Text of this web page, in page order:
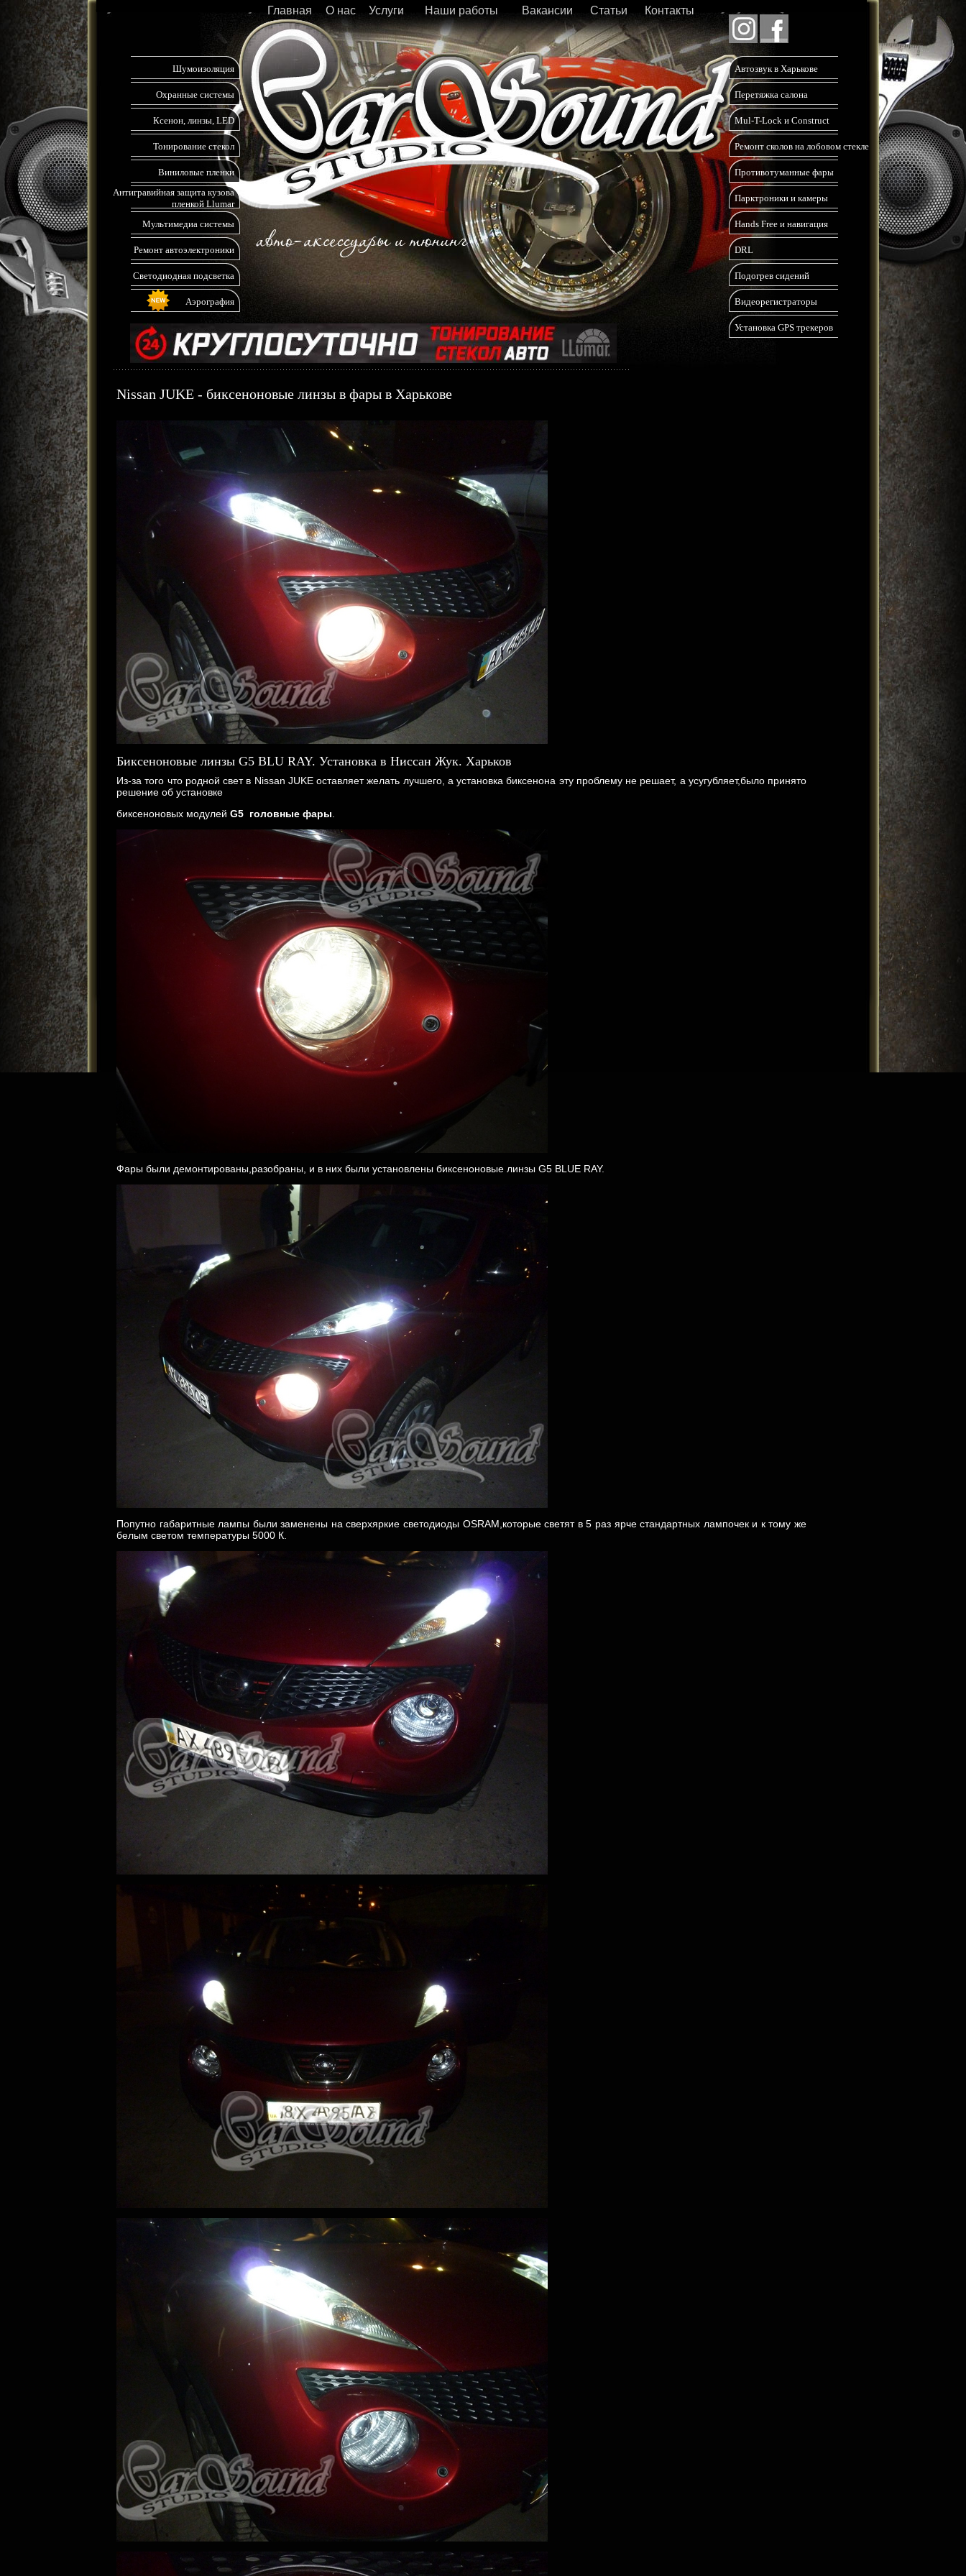
Шумоизоляция
Охранные системы
Ксенон, линзы, LED
Тонирование стекол
Виниловые пленки
Антигравийная защита кузова
пленкой Llumar
Мультимедиа системы
Ремонт автоэлектроники
Светодиодная подсветка
Аэрография
Автозвук в Харькове
Перетяжка салона
Mul-T-Lock и Construct
Ремонт сколов на лобовом стекле
Противотуманные фары
Парктроники и камеры
Hands Free и навигация
DRL
Подогрев сидений
Видеорегистраторы
Установка GPS трекеров
Главная О нас Услуги Наши работы Вакансии Статьи Контакты
Nissan JUKE - биксеноновые линзы в фары в Харькове
Биксеноновые линзы G5 BLU RAY. Установка в Ниссан Жук. Харьков
Из-за того что родной свет в Nissan JUKE оставляет желать лучшего, а установка биксенона эту проблему не решает, а усугубляет,было принято
решение об установке
биксеноновых модулей G5 головные фары
Фары были демонтированы,разобраны, и в них были установлены биксеноновые линзы G5 BLUE RAY.
Попутно габаритные лампы были заменены на сверхяркие светодиоды OSRAM,которые светят в 5 раз ярче стандартных лампочек и к тому же
белым светом температуры 5000 К.